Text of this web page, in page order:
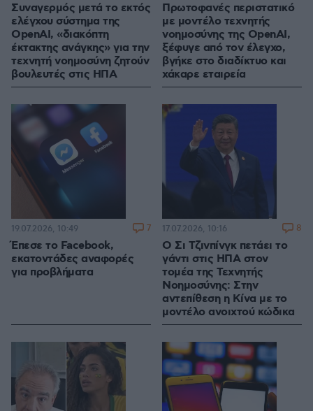
Συναγερμός μετά το εκτός
ελέγχου σύστημα της
OpenAI, «διακόπτη
έκτακτης ανάγκης» για την
τεχνητή νοημοσύνη ζητούν
βουλευτές στις ΗΠΑ
Πρωτοφανές περιστατικό
με μοντέλο τεχνητής
νοημοσύνης της OpenAI,
ξέφυγε από τον έλεγχο,
βγήκε στο διαδίκτυο και
χάκαρε εταιρεία
Έπεσε το Facebook,
εκατοντάδες αναφορές
για προβλήματα
19.07.2026, 10:49 7
Ο Σι Τζινπίνγκ πετάει το
γάντι στις ΗΠΑ στον
τομέα της Τεχνητής
Νοημοσύνης: Στην
αντεπίθεση η Κίνα με το
μοντέλο ανοιχτού κώδικα
17.07.2026, 10:16 8